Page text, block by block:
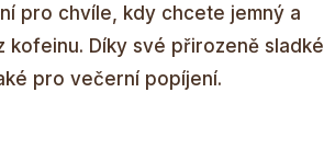
pro chvíle, kdy chcete jemný a
kofeinu. Díky své přirozeně sladké
pro večerní popíjení.